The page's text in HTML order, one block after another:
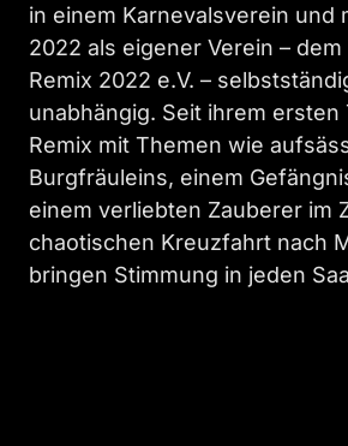
in einem Karnevalsverein und
2022 als eigener Verein –
Remix 2022 e.V. –
unabhängig. Seit ihrem
Remix mit Themen wie
Burgfräuleins, einem
einem verliebten Zauberer im
chaotischen Kreuzfahrt nach
bringen Stimmung in jeden